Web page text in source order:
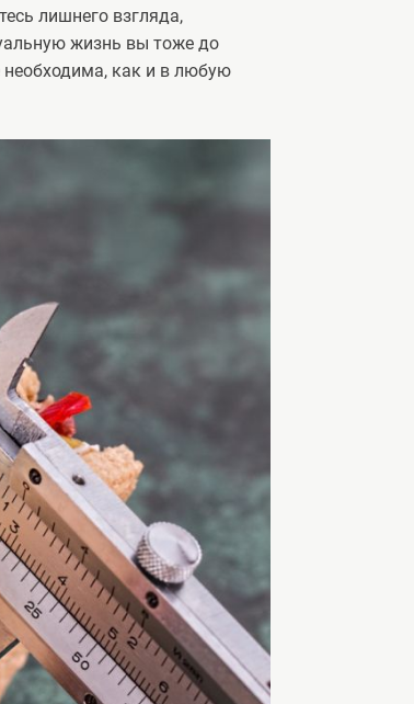
лишнего взгляда,
жизнь вы тоже до
необходима, как и в любую